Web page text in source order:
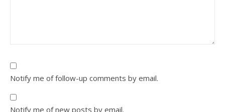
Notify me of follow-up comments by email.
Notify me of new posts by email.